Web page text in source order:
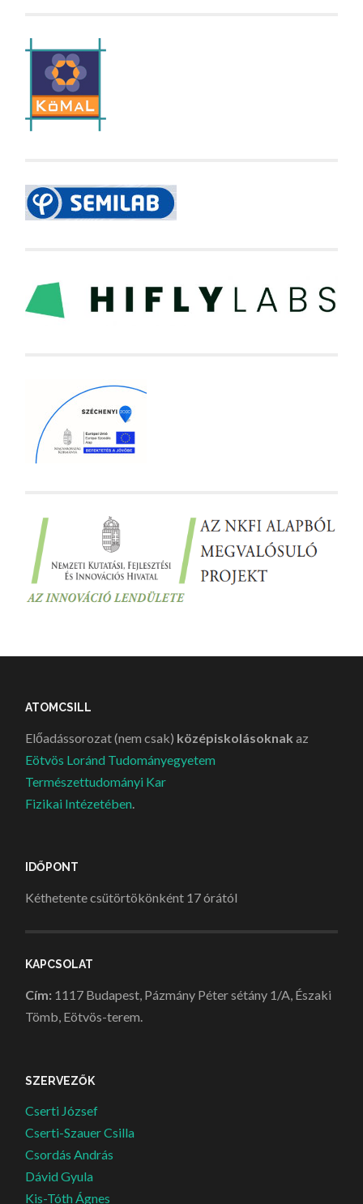
ATOMCSILL
Előadássorozat (nem csak) középiskolásoknak az
Eötvös Loránd Tudományegyetem
Természettudományi Kar
Fizikai Intézetében
IDŐPONT
Kéthetente csütörtökönként 17 órától
KAPCSOLAT
Cím: 1117 Budapest, Pázmány Péter sétány 1/A, Északi
Tömb, Eötvös-terem.
SZERVEZŐK
Cserti József
Cserti-Szauer Csilla
Csordás András
Dávid Gyula
Kis-Tóth Ágnes